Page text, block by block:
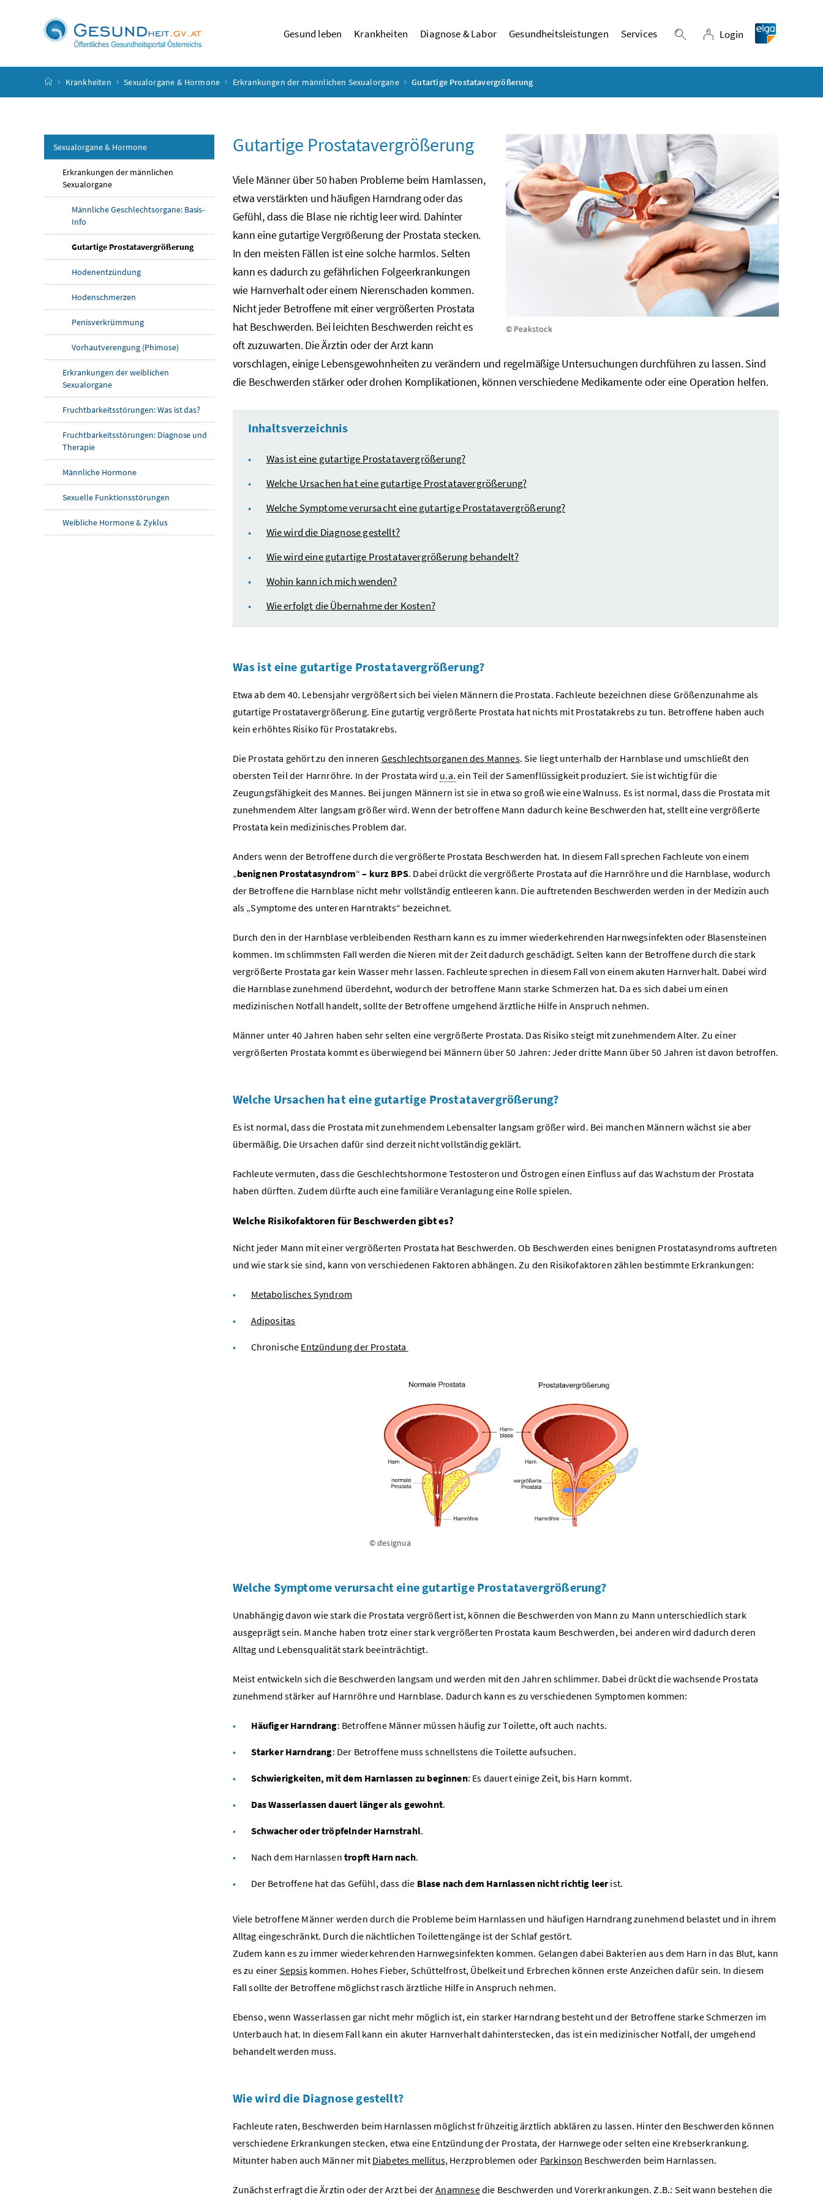
Gesund leben Krankheiten Diagnose & Labor Gesundheitsleistungen Services Suche einblenden
Login
Login
Startseite
Krankheiten Sexualorgane & Hormone Erkrankungen der männlichen Sexualorgane Gutartige Prostatavergrößerung
Sexualorgane & Hormone
Erkrankungen der männlichen
Sexualorgane
Männliche Geschlechtsorgane: Basis-
Info
Gutartige Prostatavergrößerung
Hodenentzündung
Hodenschmerzen
Penisverkrümmung
Vorhautverengung (Phimose)
Erkrankungen der weiblichen
Sexualorgane
Fruchtbarkeitsstörungen: Was ist das?
Fruchtbarkeitsstörungen: Diagnose und
Therapie
Männliche Hormone
Sexuelle Funktionsstörungen
Weibliche Hormone & Zyklus
© Peakstock
Gutartige Prostatavergrößerung
Viele Männer über 50 haben Probleme beim Harnlassen,
etwa verstärkten und häufigen Harndrang oder das
Gefühl, dass die Blase nie richtig leer wird. Dahinter
kann eine gutartige Vergrößerung der Prostata stecken.
In den meisten Fällen ist eine solche harmlos. Selten
kann es dadurch zu gefährlichen Folgeerkrankungen
wie Harnverhalt oder einem Nierenschaden kommen.
Nicht jeder Betroffene mit einer vergrößerten Prostata
hat Beschwerden. Bei leichten Beschwerden reicht es
oft zuzuwarten. Die Ärztin oder der Arzt kann
vorschlagen, einige Lebensgewohnheiten zu verändern und regelmäßige Untersuchungen durchführen zu lassen. Sind
die Beschwerden stärker oder drohen Komplikationen, können verschiedene Medikamente oder eine Operation helfen.
Inhaltsverzeichnis
Was ist eine gutartige Prostatavergrößerung?
Welche Ursachen hat eine gutartige Prostatavergrößerung?
Welche Symptome verursacht eine gutartige Prostatavergrößerung?
Wie wird die Diagnose gestellt?
Wie wird eine gutartige Prostatavergrößerung behandelt?
Wohin kann ich mich wenden?
Wie erfolgt die Übernahme der Kosten?
Was ist eine gutartige Prostatavergrößerung?
Etwa ab dem 40. Lebensjahr vergrößert sich bei vielen Männern die Prostata. Fachleute bezeichnen diese Größenzunahme als
gutartige Prostatavergrößerung. Eine gutartig vergrößerte Prostata hat nichts mit Prostatakrebs zu tun. Betroffene haben auch
kein erhöhtes Risiko für Prostatakrebs.
Die Prostata gehört zu den inneren Geschlechtsorganen des Mannes. Sie liegt unterhalb der Harnblase und umschließt den
obersten Teil der Harnröhre. In der Prostata wird u.a. ein Teil der Samenflüssigkeit produziert. Sie ist wichtig für die
Zeugungsfähigkeit des Mannes. Bei jungen Männern ist sie in etwa so groß wie eine Walnuss. Es ist normal, dass die Prostata mit
zunehmendem Alter langsam größer wird. Wenn der betroffene Mann dadurch keine Beschwerden hat, stellt eine vergrößerte
Prostata kein medizinisches Problem dar.
Anders wenn der Betroffene durch die vergrößerte Prostata Beschwerden hat. In diesem Fall sprechen Fachleute von einem
„benignen Prostatasyndrom“ – kurz BPS. Dabei drückt die vergrößerte Prostata auf die Harnröhre und die Harnblase, wodurch
der Betroffene die Harnblase nicht mehr vollständig entleeren kann. Die auftretenden Beschwerden werden in der Medizin auch
als „Symptome des unteren Harntrakts“ bezeichnet.
Durch den in der Harnblase verbleibenden Restharn kann es zu immer wiederkehrenden Harnwegsinfekten oder Blasensteinen
kommen. Im schlimmsten Fall werden die Nieren mit der Zeit dadurch geschädigt. Selten kann der Betroffene durch die stark
vergrößerte Prostata gar kein Wasser mehr lassen. Fachleute sprechen in diesem Fall von einem akuten Harnverhalt. Dabei wird
die Harnblase zunehmend überdehnt, wodurch der betroffene Mann starke Schmerzen hat. Da es sich dabei um einen
medizinischen Notfall handelt, sollte der Betroffene umgehend ärztliche Hilfe in Anspruch nehmen.
Männer unter 40 Jahren haben sehr selten eine vergrößerte Prostata. Das Risiko steigt mit zunehmendem Alter. Zu einer
vergrößerten Prostata kommt es überwiegend bei Männern über 50 Jahren: Jeder dritte Mann über 50 Jahren ist davon betroffen.
Welche Ursachen hat eine gutartige Prostatavergrößerung?
Es ist normal, dass die Prostata mit zunehmendem Lebensalter langsam größer wird. Bei manchen Männern wächst sie aber
übermäßig. Die Ursachen dafür sind derzeit nicht vollständig geklärt.
Fachleute vermuten, dass die Geschlechtshormone Testosteron und Östrogen einen Einfluss auf das Wachstum der Prostata
haben dürften. Zudem dürfte auch eine familiäre Veranlagung eine Rolle spielen.
Welche Risikofaktoren für Beschwerden gibt es?
Nicht jeder Mann mit einer vergrößerten Prostata hat Beschwerden. Ob Beschwerden eines benignen Prostatasyndroms auftreten
und wie stark sie sind, kann von verschiedenen Faktoren abhängen. Zu den Risikofaktoren zählen bestimmte Erkrankungen:
Metabolisches Syndrom
Adipositas
Chronische Entzündung der Prostata
© designua
Welche Symptome verursacht eine gutartige Prostatavergrößerung?
Unabhängig davon wie stark die Prostata vergrößert ist, können die Beschwerden von Mann zu Mann unterschiedlich stark
ausgeprägt sein. Manche haben trotz einer stark vergrößerten Prostata kaum Beschwerden, bei anderen wird dadurch deren
Alltag und Lebensqualität stark beeinträchtigt.
Meist entwickeln sich die Beschwerden langsam und werden mit den Jahren schlimmer. Dabei drückt die wachsende Prostata
zunehmend stärker auf Harnröhre und Harnblase. Dadurch kann es zu verschiedenen Symptomen kommen:
Häufiger Harndrang: Betroffene Männer müssen häufig zur Toilette, oft auch nachts.
Starker Harndrang: Der Betroffene muss schnellstens die Toilette aufsuchen.
Schwierigkeiten, mit dem Harnlassen zu beginnen: Es dauert einige Zeit, bis Harn kommt.
Das Wasserlassen dauert länger als gewohnt.
Schwacher oder tröpfelnder Harnstrahl.
Nach dem Harnlassentropft Harn nach.
Der Betroffene hat das Gefühl, dass die Blase nach dem Harnlassen nicht richtig leerist.
Viele betroffene Männer werden durch die Probleme beim Harnlassen und häufigen Harndrang zunehmend belastet und in ihrem
Alltag eingeschränkt. Durch die nächtlichen Toilettengänge ist der Schlaf gestört.
Zudem kann es zu immer wiederkehrenden Harnwegsinfekten kommen. Gelangen dabei Bakterien aus dem Harn in das Blut, kann
es zu einer Sepsiskommen. Hohes Fieber, Schüttelfrost, Übelkeit und Erbrechen können erste Anzeichen dafür sein. In diesem
Fall sollte der Betroffene möglichst rasch ärztliche Hilfe in Anspruch nehmen.
Ebenso, wenn Wasserlassen gar nicht mehr möglich ist, ein starker Harndrang besteht und der Betroffene starke Schmerzen im
Unterbauch hat. In diesem Fall kann ein akuter Harnverhalt dahinterstecken, das ist ein medizinischer Notfall, der umgehend
behandelt werden muss.
Wie wird die Diagnose gestellt?
Fachleute raten, Beschwerden beim Harnlassen möglichst frühzeitig ärztlich abklären zu lassen. Hinter den Beschwerden können
verschiedene Erkrankungen stecken, etwa eine Entzündung der Prostata, der Harnwege oder selten eine Krebserkrankung.
Mitunter haben auch Männer mit Diabetes mellitus, Herzproblemen oder Parkinson Beschwerden beim Harnlassen.
Zunächst erfragt die Ärztin oder der Arzt bei derAnamnesedie Beschwerden und Vorerkrankungen.Z.B.: Seit wann bestehen die